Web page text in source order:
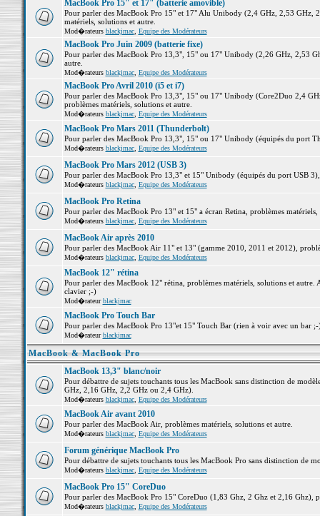
MacBook Pro 15" et 17" (batterie amovible)
Pour parler des MacBook Pro 15" et 17" Alu Unibody (2,4 GHz, 2,53 GHz,
matériels, solutions et autre.
Mod�rateurs blackjmac, Equipe des Modérateurs
MacBook Pro Juin 2009 (batterie fixe)
Pour parler des MacBook Pro 13,3", 15" ou 17" Unibody (2,26 GHz, 2,53
autre.
Mod�rateurs blackjmac, Equipe des Modérateurs
MacBook Pro Avril 2010 (i5 et i7)
Pour parler des MacBook Pro 13,3", 15" ou 17" Unibody (Core2Duo 2,4
problèmes matériels, solutions et autre.
Mod�rateurs blackjmac, Equipe des Modérateurs
MacBook Pro Mars 2011 (Thunderbolt)
Pour parler des MacBook Pro 13,3", 15" ou 17" Unibody (équipés du port
Mod�rateurs blackjmac, Equipe des Modérateurs
MacBook Pro Mars 2012 (USB 3)
Pour parler des MacBook Pro 13,3" et 15" Unibody (équipés du port USB
Mod�rateurs blackjmac, Equipe des Modérateurs
MacBook Pro Retina
Pour parler des MacBook Pro 13" et 15" a écran Retina, problèmes matériels,
Mod�rateurs blackjmac, Equipe des Modérateurs
MacBook Air après 2010
Pour parler des MacBook Air 11" et 13" (gamme 2010, 2011 et 2012),
Mod�rateurs blackjmac, Equipe des Modérateurs
MacBook 12" rétina
Pour parler des MacBook 12" rétina, problèmes matériels, solutions et
clavier ;-)
Mod�rateurblackjmac
MacBook Pro Touch Bar
Pour parler des MacBook Pro 13"et 15" Touch Bar (rien à voir avec un bar
Mod�rateurblackjmac
MacBook & MacBook Pro
MacBook 13,3" blanc/noir
Pour débattre de sujets touchants tous les MacBook sans distinction de
GHz, 2,16 GHz, 2,2 GHz ou 2,4 GHz).
Mod�rateurs blackjmac, Equipe des Modérateurs
MacBook Air avant 2010
Pour parler des MacBook Air, problèmes matériels, solutions et autre.
Mod�rateurs blackjmac, Equipe des Modérateurs
Forum générique MacBook Pro
Pour débattre de sujets touchants tous les MacBook Pro sans distinction de
Mod�rateurs blackjmac, Equipe des Modérateurs
MacBook Pro 15" CoreDuo
Pour parler des MacBook Pro 15" CoreDuo (1,83 Ghz, 2 Ghz et 2,16 Ghz),
Mod�rateurs blackjmac, Equipe des Modérateurs